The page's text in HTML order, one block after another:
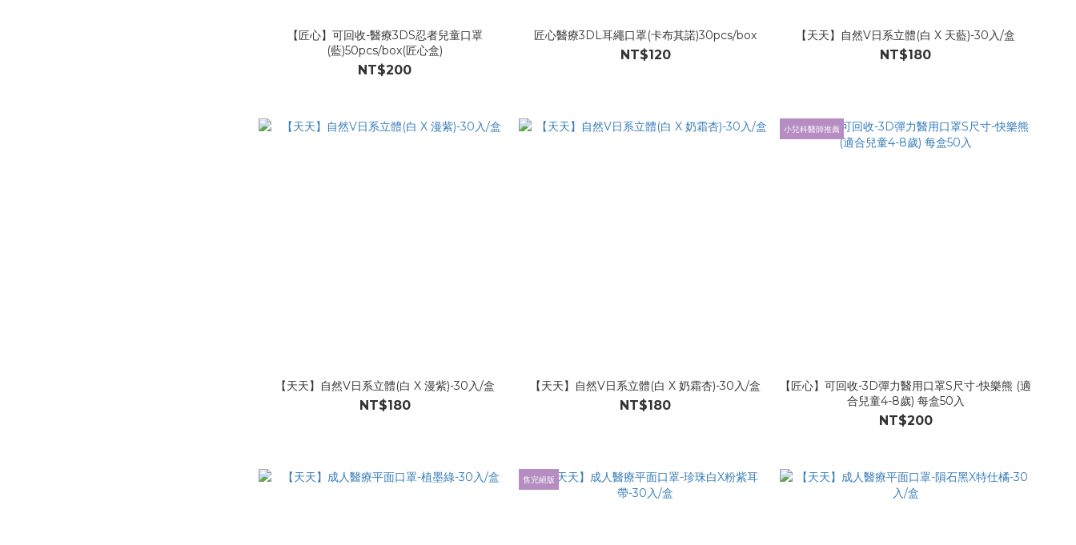
【匠心】可回收-醫療3DS忍者兒童口罩
(藍)50pcs/box(匠心盒)
NT$200
匠心醫療3DL耳繩口罩(卡布其諾)30pcs/box
NT$120
【天天】自然V日系立體(白 X 天藍)-30入/盒
NT$180
【天天】自然V日系立體(白 X 漫紫)-30入/盒
NT$180
【天天】自然V日系立體(白 X 奶霜杏)-30入/盒
NT$180
小兒科醫師推薦
【匠心】可回收-3D彈力醫用口罩S尺寸-快樂熊 (適
合兒童4-8歲) 每盒50入
NT$200
售完絕版